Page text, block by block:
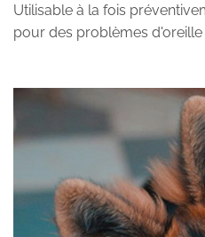
Utilisable à la fois
pour des problèmes d'oreille